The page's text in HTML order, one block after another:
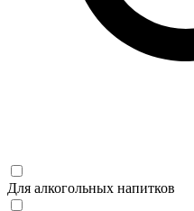
Для алкогольных напитков